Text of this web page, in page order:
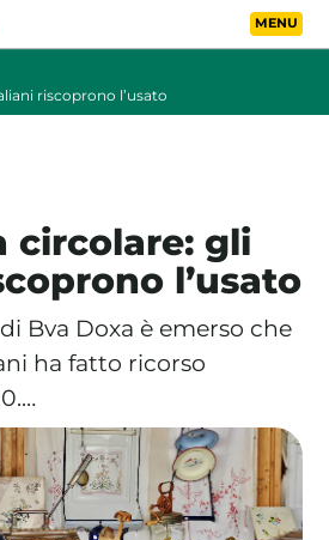
Vai al contenuto
riscoprono l’usato
circolare: gli
l’usato
Bva Doxa è emerso che
ha fatto ricorso